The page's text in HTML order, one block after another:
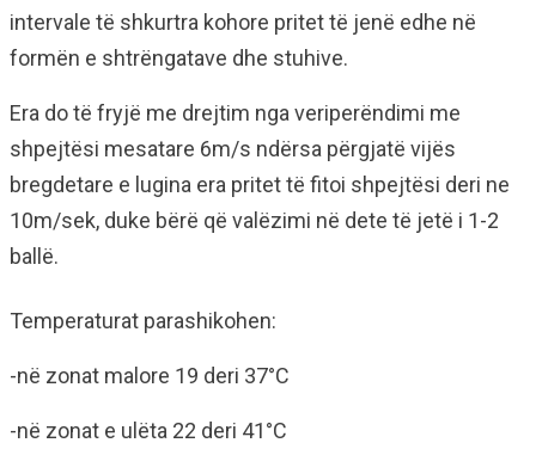
intervale të shkurtra kohore pritet të jenë edhe në
formën e shtrëngatave dhe stuhive.
Era do të fryjë me drejtim nga veriperëndimi me
shpejtësi mesatare 6m/s ndërsa përgjatë vijës
bregdetare e lugina era pritet të fitoi shpejtësi deri ne
10m/sek, duke bërë që valëzimi në dete të jetë i 1-2
ballë.
Temperaturat parashikohen:
-në zonat malore 19 deri 37°C
-në zonat e ulëta 22 deri 41°C